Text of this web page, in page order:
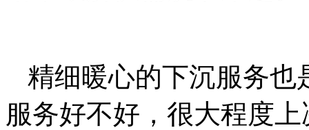
精细暖心的下沉服务也
服务好不好，很大程度